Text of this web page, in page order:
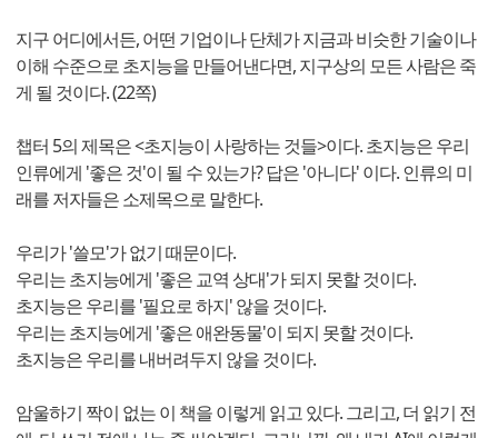
지구 어디에서든, 어떤 기업이나 단체가 지금과 비슷한 기술이나
이해 수준으로 초지능을 만들어낸다면, 지구상의 모든 사람은 죽
게 될 것이다. (22쪽)
챕터 5의 제목은 <초지능이 사랑하는 것들>이다. 초지능은 우리
인류에게 '좋은 것'이 될 수 있는가? 답은 '아니다' 이다. 인류의 미
래를 저자들은 소제목으로 말한다.
우리가 '쓸모'가 없기 때문이다.
우리는 초지능에게 '좋은 교역 상대'가 되지 못할 것이다.
초지능은 우리를 '필요로 하지' 않을 것이다.
우리는 초지능에게 '좋은 애완동물'이 되지 못할 것이다.
초지능은 우리를 내버려두지 않을 것이다.
암울하기 짝이 없는 이 책을 이렇게 읽고 있다. 그리고, 더 읽기 전